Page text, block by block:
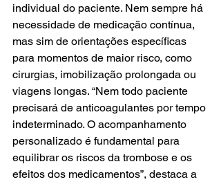
individual do paciente. Nem sempre há
necessidade de medicação contínua,
mas sim de orientações específicas
para momentos de maior risco, como
cirurgias, imobilização prolongada ou
viagens longas. “Nem todo paciente
precisará de anticoagulantes por tempo
indeterminado. O acompanhamento
personalizado é fundamental para
equilibrar os riscos da trombose e os
efeitos dos medicamentos”, destaca a